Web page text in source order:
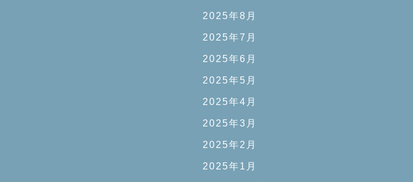
2025年8月
2025年7月
2025年6月
2025年5月
2025年4月
2025年3月
2025年2月
2025年1月